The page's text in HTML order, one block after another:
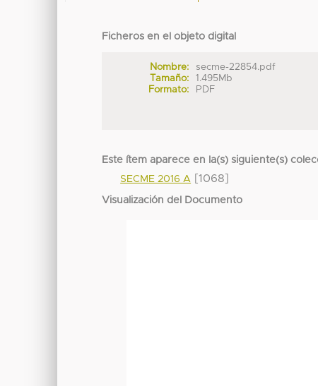
Ficheros en el objeto digital
Nombre:
secme-22854.pdf
Tamaño:
1.495Mb
Formato:
PDF
Este ítem aparece en la(s) siguiente(s)
SECME 2016 A [1068]
Visualización del Documento